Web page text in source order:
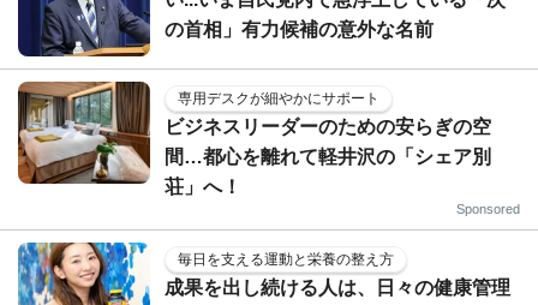
の首相」有力候補の意外な名前
専用デスクが細やかにサポート
ビジネスリーダーのための安らぎの空
間…都心を離れて軽井沢の「シェア別
荘」へ！
Sponsored
毎日を支える運動と栄養の整え方
成果を出し続ける人は、日々の健康管理